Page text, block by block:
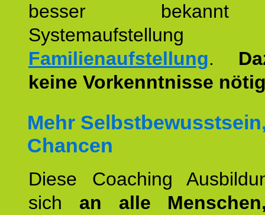
besser
Familienaufstellung.
keine Vorkenntnisse
Mehr
Chancen
Diese Coaching
sich an alle